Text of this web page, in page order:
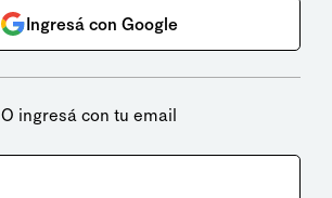
Ingresá con Google
O ingresá con tu email